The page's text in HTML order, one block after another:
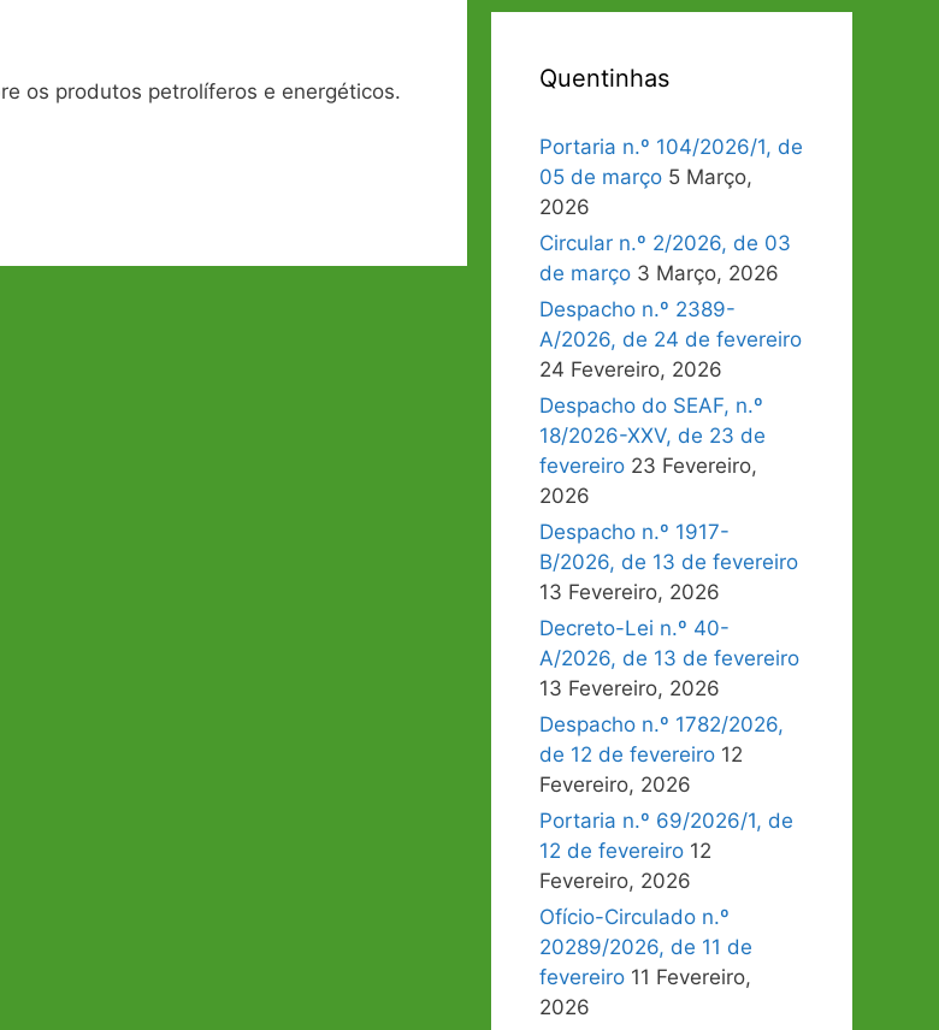
os produtos petrolíferos e energéticos. Quentinhas
Portaria n.º 104/2026/1, de
05 de março 5 Março,
2026
Circular n.º 2/2026, de 03
de março 3 Março, 2026
Despacho n.º 2389-
A/2026, de 24 de fevereiro
24 Fevereiro, 2026
Despacho do SEAF, n.º
18/2026-XXV, de 23 de
fevereiro 23 Fevereiro,
2026
Despacho n.º 1917-
B/2026, de 13 de fevereiro
13 Fevereiro, 2026
Decreto-Lei n.º 40-
A/2026, de 13 de fevereiro
13 Fevereiro, 2026
Despacho n.º 1782/2026,
de 12 de fevereiro 12
Fevereiro, 2026
Portaria n.º 69/2026/1, de
12 de fevereiro 12
Fevereiro, 2026
Ofício-Circulado n.º
20289/2026, de 11 de
fevereiro 11 Fevereiro,
2026